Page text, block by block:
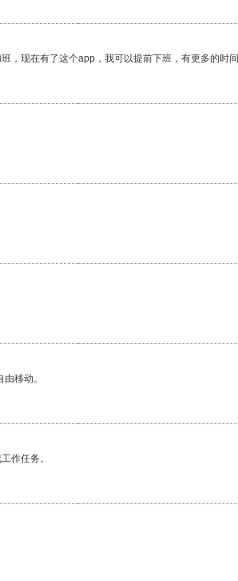
现在有了这个app，我可以提前下班，有更多的时间
移动。
作任务。